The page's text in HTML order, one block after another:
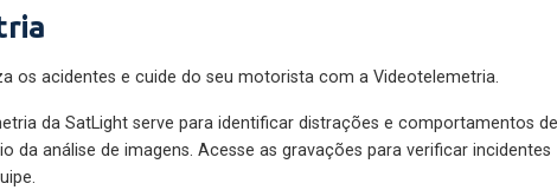
os acidentes e cuide do seu motorista com a Videotelemetria.
da SatLight serve para identificar distrações e comportamentos de
da análise de imagens. Acesse as gravações para verificar incidentes